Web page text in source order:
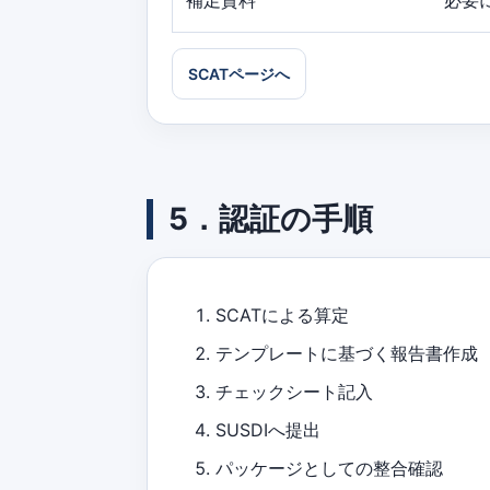
SCATページへ
5．認証の手順
SCATによる算定
テンプレートに基づく報告書作成
チェックシート記入
SUSDIへ提出
パッケージとしての整合確認